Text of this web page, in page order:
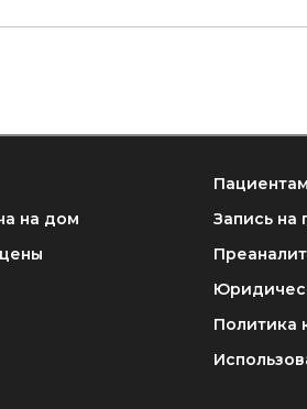
на дом
Пациентам
Запись на
Политика